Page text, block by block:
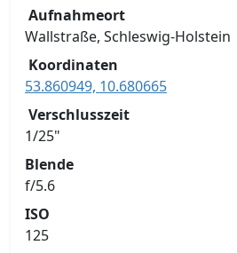
Aufnahmeort
Wallstraße, Schleswig-Holstein
Koordinaten
53.860949, 10.680665
Verschlusszeit
1/25"
Blende
f/5.6
ISO
125